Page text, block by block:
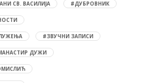
СВ. ВАСИЛИЈА #ДУБРОВНИК
#ЗВУЧНИ ЗАПИСИ
ДУЖИ